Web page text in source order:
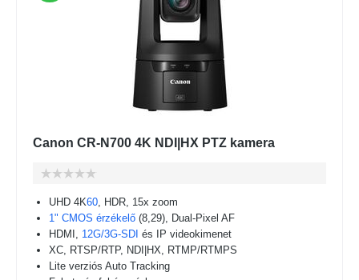
Canon CR-N700 4K NDI|HX PTZ kamera
UHD 4K60, HDR, 15x zoom
1" CMOS érzékelő (8,29), Dual-Pixel AF
HDMI, 12G/3G-SDI és IP videokimenet
XC, RTSP/RTP, NDI|HX, RTMP/RTMPS
Lite verziós Auto Tracking